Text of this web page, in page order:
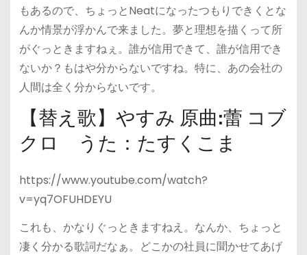
もあるので、ちょっとNeatになったつもりできくとな
んか情景が浮かんで来ました。夢と理想を描くって所
がぐっときますねぇ。誰が信用できて、誰が信用でき
ないか？もはや分からないですね。特に、あの会社の
人間は全く分からないです。
【替え歌】やすみ 原曲:蕾 コブ
クロ うた：たすくこま
https://www.youtube.com/watch?
v=yq7OFUHDEYU
これも、かなりぐっときますねえ。なんか、ちょっと
凄く分かる歌詞だなぁ。どこかの社員に聞かせてあげ